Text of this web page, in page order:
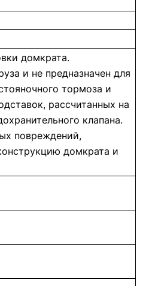
домкрата.
и не предназначен для
тормоза и
рассчитанных на
клапана.
повреждений,
домкрата и